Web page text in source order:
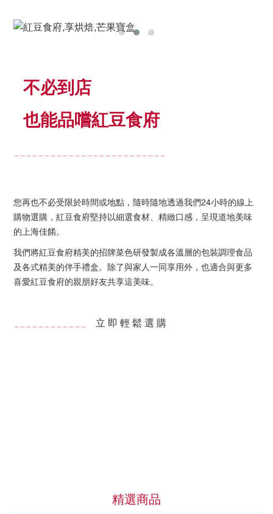
不必到店
也能品嚐紅豆食府
您再也不必受限於時間或地點，隨時隨地透過我們24小時的線上
購物選購，紅豆食府堅持以細選食材、精緻口感，呈現道地美味
的上海佳餚。
我們將紅豆食府精美的招牌菜色研發製成各溫層的包裝調理食品
及各式精美的伴手禮盒。除了與家人一同享用外，也適合與更多
喜愛紅豆食府的親朋好友共享這美味。
立 即 輕 鬆 選 購
精選商品